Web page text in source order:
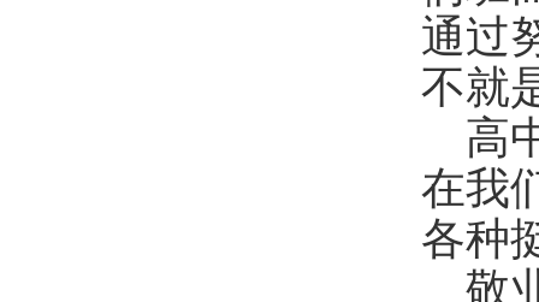
通过
不就
高
在我
各种
敬